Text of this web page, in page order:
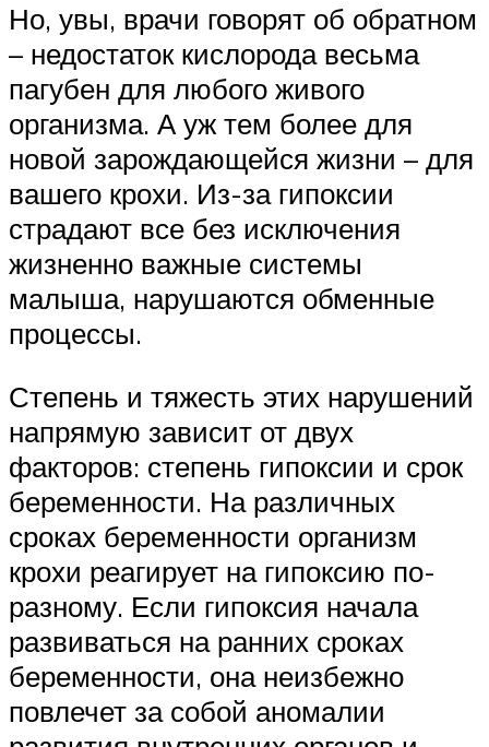
Но, увы, врачи говорят об обратном
– недостаток кислорода весьма
пагубен для любого живого
организма. А уж тем более для
новой зарождающейся жизни – для
вашего крохи. Из-за гипоксии
страдают все без исключения
жизненно важные системы
малыша, нарушаются обменные
процессы.
Степень и тяжесть этих нарушений
напрямую зависит от двух
факторов: степень гипоксии и срок
беременности. На различных
сроках беременности организм
крохи реагирует на гипоксию по-
разному. Если гипоксия начала
развиваться на ранних сроках
беременности, она неизбежно
повлечет за собой аномалии